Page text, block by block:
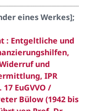
eines Werkes];
: Entgeltliche und
und
IPR
EuGVVO /
Bülow (1942 bis